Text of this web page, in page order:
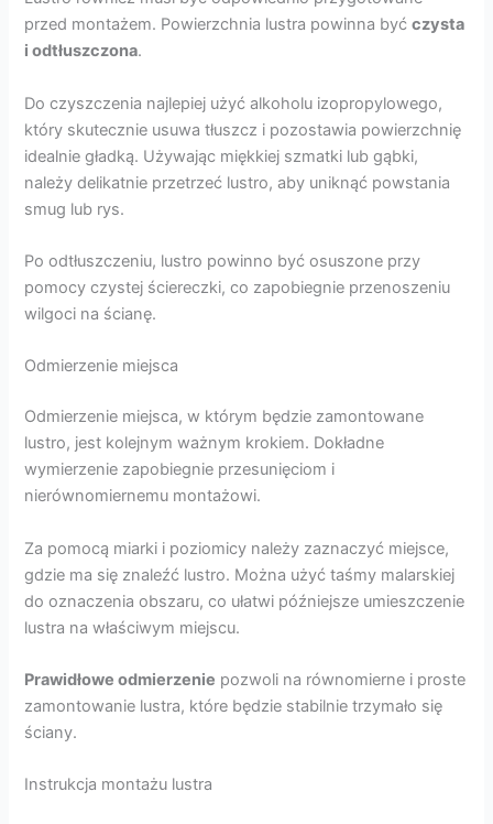
przed montażem. Powierzchnia lustra powinna byćczysta
i odtłuszczona.
Do czyszczenia najlepiej użyć alkoholu izopropylowego,
który skutecznie usuwa tłuszcz i pozostawia powierzchnię
idealnie gładką. Używając miękkiej szmatki lub gąbki,
należy delikatnie przetrzeć lustro, aby uniknąć powstania
smug lub rys.
Po odtłuszczeniu, lustro powinno być osuszone przy
pomocy czystej ściereczki, co zapobiegnie przenoszeniu
wilgoci na ścianę.
Odmierzenie miejsca
Odmierzenie miejsca, w którym będzie zamontowane
lustro, jest kolejnym ważnym krokiem. Dokładne
wymierzenie zapobiegnie przesunięciom i
nierównomiernemu montażowi.
Za pomocą miarki i poziomicy należy zaznaczyć miejsce,
gdzie ma się znaleźć lustro. Można użyć taśmy malarskiej
do oznaczenia obszaru, co ułatwi późniejsze umieszczenie
lustra na właściwym miejscu.
Prawidłowe odmierzenie pozwoli na równomierne i proste
zamontowanie lustra, które będzie stabilnie trzymało się
ściany.
Instrukcja montażu lustra